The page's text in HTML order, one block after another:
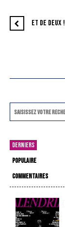
ET DE DEUX !
DERNIERS
POPULAIRE
COMMENTAIRES